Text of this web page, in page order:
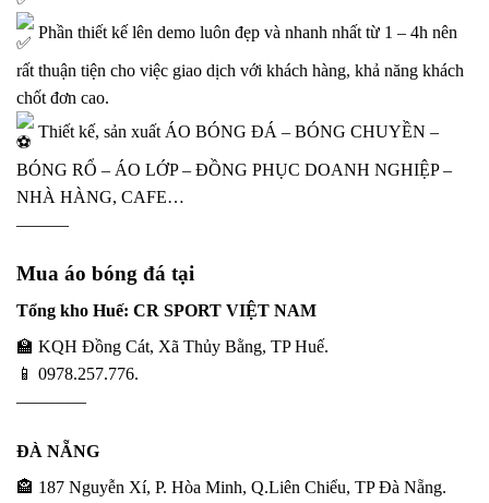
Phần thiết kế lên demo luôn đẹp và nhanh nhất từ 1 – 4h nên
rất thuận tiện cho việc giao dịch với khách hàng, khả năng khách
chốt đơn cao.
Thiết kế, sản xuất ÁO BÓNG ĐÁ – BÓNG CHUYỀN –
BÓNG RỔ – ÁO LỚP – ĐỒNG PHỤC DOANH NGHIỆP –
NHÀ HÀNG, CAFE…
———
Mua áo bóng đá tại
Tổng kho Huế: CR SPORT VIỆT NAM
🏫 KQH Đồng Cát, Xã Thủy Bằng, TP Huế.
📱 0978.257.776.
————
ĐÀ NẴNG
🏤 187 Nguyễn Xí, P. Hòa Minh, Q.Liên Chiểu, TP Đà Nẵng.